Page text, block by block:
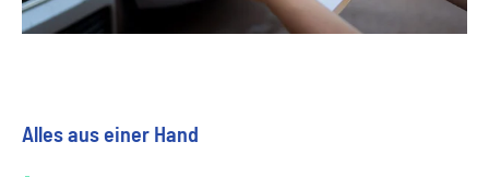
Alles aus einer Hand